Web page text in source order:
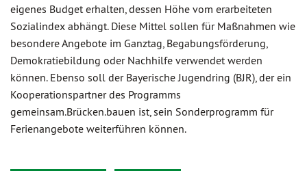
eigenes Budget erhalten, dessen Höhe vom erarbeiteten
Sozialindex abhängt. Diese Mittel sollen für Maßnahmen wie
besondere Angebote im Ganztag, Begabungsförderung,
Demokratiebildung oder Nachhilfe verwendet werden
können. Ebenso soll der Bayerische Jugendring (BJR), der ein
Kooperationspartner des Programms
gemeinsam.Brücken.bauen ist, sein Sonderprogramm für
Ferienangebote weiterführen können.